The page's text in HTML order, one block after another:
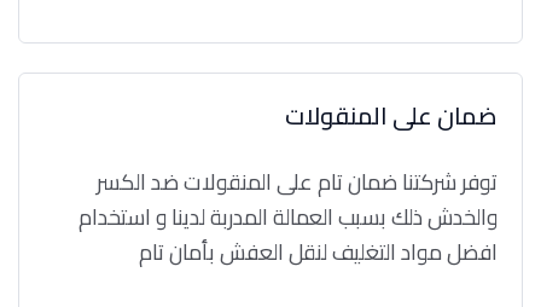
ضمان على المنقولات
توفر شركتنا ضمان تام على المنقولات ضد الكسر
والخدش ذلك بسبب العمالة المدربة لدينا و استخدام
افضل مواد التغليف لنقل العفش بأمان تام